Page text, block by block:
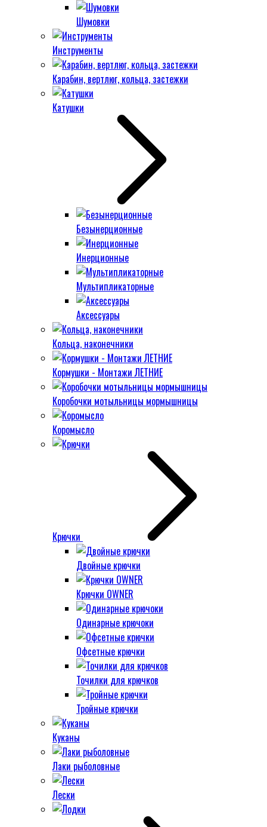
Шумовки
Инструменты
Карабин, вертлюг, кольца, застежки
Катушки
Безынерционные
Инерционные
Мультипликаторные
Аксессуары
Кольца, наконечники
Кормушки - Монтажи ЛЕТНИЕ
Коробочки мотыльницы мормышницы
Коромысло
Крючки
Двойные крючки
Крючки OWNER
Одинарные крючоки
Офсетные крючки
Точилки для крючков
Тройные крючки
Куканы
Лаки рыболовные
Лески